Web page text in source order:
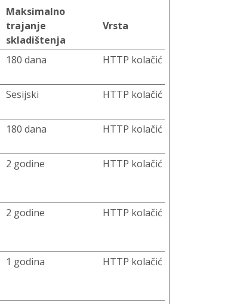
Maksimalno
trajanje
skladištenja
Vrsta
180 dana HTTP kolačić
Sesijski HTTP kolačić
180 dana HTTP kolačić
2 godine HTTP kolačić
2 godine HTTP kolačić
1 godina HTTP kolačić